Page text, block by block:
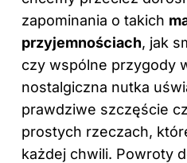
zapominania o takich
przyjemnościach, jak
czy wspólne przygody
nostalgiczna nutka
prawdziwe szczęście
prostych rzeczach,
każdej chwili. Powroty